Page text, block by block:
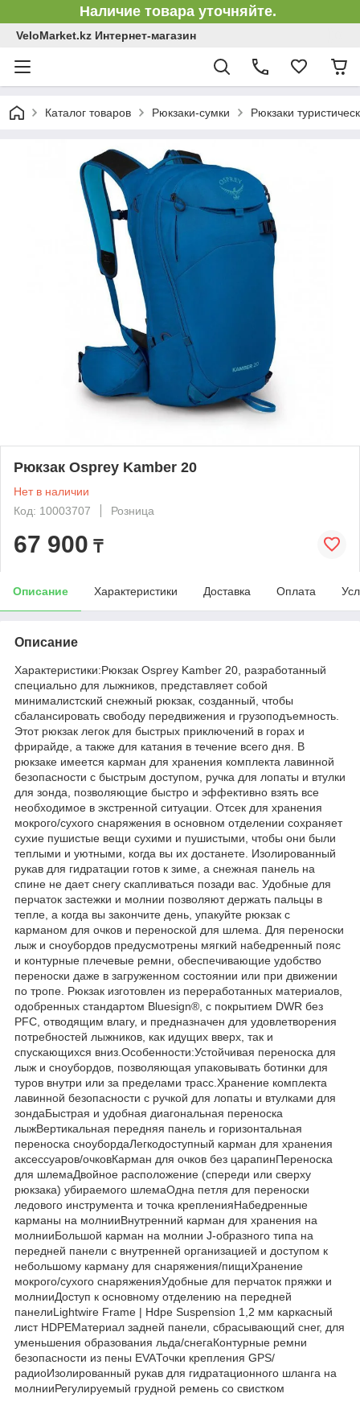
Наличие товара уточняйте.
VeloMarket.kz Интернет-магазин
Каталог товаров Рюкзаки-сумки Рюкзаки
Рюкзак Osprey Kamber 20
Нет в наличии
Код: 10003707
Розница
67 900 ₸
Описание Характеристики Доставка Оплата
Описание
Характеристики:Рюкзак Osprey Kamber 20, разработанный
специально для лыжников, представляет собой
минималистский снежный рюкзак, созданный, чтобы
сбалансировать свободу передвижения и грузоподъемность.
Этот рюкзак легок для быстрых приключений в горах и
фрирайде, а также для катания в течение всего дня. В
рюкзаке имеется карман для хранения комплекта лавинной
безопасности с быстрым доступом, ручка для лопаты и втулки
для зонда, позволяющие быстро и эффективно взять все
необходимое в экстренной ситуации. Отсек для хранения
мокрого/сухого снаряжения в основном отделении сохраняет
сухие пушистые вещи сухими и пушистыми, чтобы они были
теплыми и уютными, когда вы их достанете. Изолированный
рукав для гидратации готов к зиме, а снежная панель на
спине не дает снегу скапливаться позади вас. Удобные для
перчаток застежки и молнии позволяют держать пальцы в
тепле, а когда вы закончите день, упакуйте рюкзак с
карманом для очков и переноской для шлема. Для переноски
лыж и сноубордов предусмотрены мягкий набедренный пояс
и контурные плечевые ремни, обеспечивающие удобство
переноски даже в загруженном состоянии или при движении
по тропе. Рюкзак изготовлен из переработанных материалов,
одобренных стандартом Bluesign®, с покрытием DWR без
PFC, отводящим влагу, и предназначен для удовлетворения
потребностей лыжников, как идущих вверх, так и
спускающихся вниз.Особенности:Устойчивая переноска для
лыж и сноубордов, позволяющая упаковывать ботинки для
туров внутри или за пределами трасс.Хранение комплекта
лавинной безопасности с ручкой для лопаты и втулками для
зондаБыстрая и удобная диагональная переноска
лыжВертикальная передняя панель и горизонтальная
переноска сноубордаЛегкодоступный карман для хранения
аксессуаров/очковКарман для очков без царапинПереноска
для шлемаДвойное расположение (спереди или сверху
рюкзака) убираемого шлемаОдна петля для переноски
ледового инструмента и точка крепленияНабедренные
карманы на молнииВнутренний карман для хранения на
молнииБольшой карман на молнии J-образного типа на
передней панели с внутренней организацией и доступом к
небольшому карману для снаряжения/пищиХранение
мокрого/сухого снаряженияУдобные для перчаток пряжки и
молнииДоступ к основному отделению на передней
панелиLightwire Frame | Hdpe Suspension 1,2 мм каркасный
лист HDPEМатериал задней панели, сбрасывающий снег, для
уменьшения образования льда/снегаКонтурные ремни
безопасности из пены EVAТочки крепления GPS/
радиоИзолированный рукав для гидратационного шланга на
молнииРегулируемый грудной ремень со свистком